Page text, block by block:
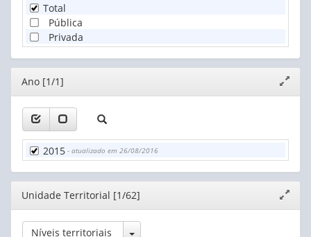
Total
Pública
Privada
Editor
janela
Ano [1/1]
2015 - atualizado em 26/08/2016
Editor
janela
Unidade Territorial [1/62]
Níveis territoriais Toggle Dropdown